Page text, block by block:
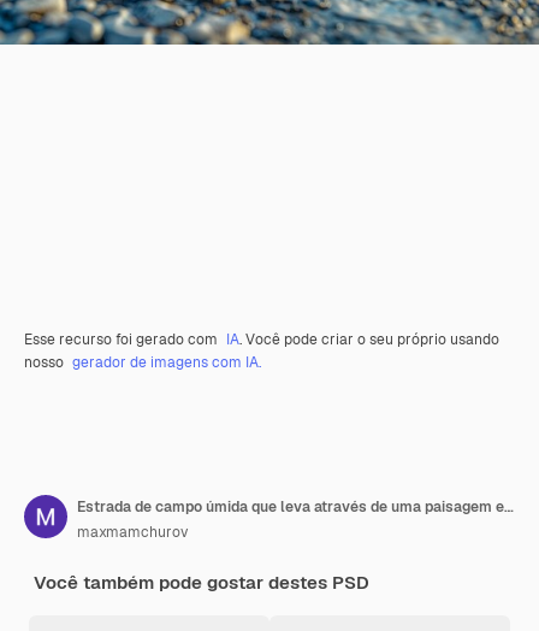
Esse recurso foi gerado com IA. Você pode criar o seu próprio usando
nosso gerador de imagens com IA.
Estrada de campo úmida que leva através de uma paisagem ensolarada com carro
maxmamchurov
Você também pode gostar destes PSD